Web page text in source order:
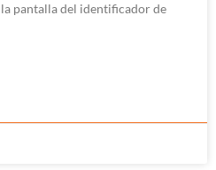
pantalla del identificador de